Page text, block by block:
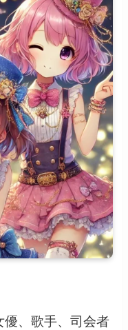
優、歌手、司会者